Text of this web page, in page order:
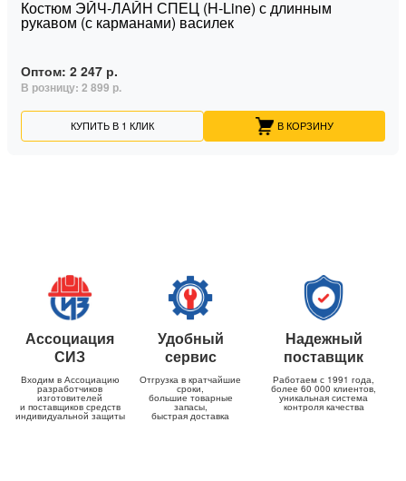
Костюм ЭЙЧ-ЛАЙН СПЕЦ (H-Line) с длинным
рукавом (с карманами) василек
Оптом: 2 247 р.
В розницу: 2 899 р.
КУПИТЬ В 1 КЛИК В КОРЗИНУ
Ассоциация
СИЗ
Входим в Ассоциацию
разработчиков
изготовителей
и поставщиков средств
индивидуальной защиты
Удобный
сервис
Отгрузка в кратчайшие
сроки,
большие товарные
запасы,
быстрая доставка
Надежный
поставщик
Работаем с 1991 года,
более 60 000 клиентов,
уникальная система
контроля качества